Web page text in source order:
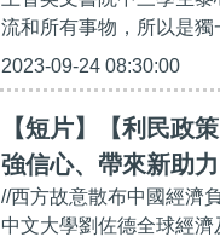
流和所有事物，所以是
2023-09-24 08:30:00
【短片】【利民政
強信心、帶來新助力
//西方故意散布中國經濟
中文大學劉佐德全球經